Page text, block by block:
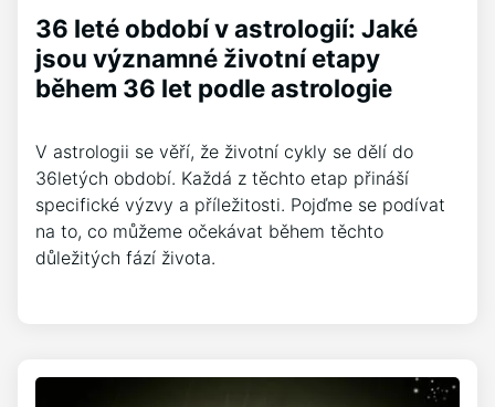
36 leté období v astrologií: Jaké
jsou významné životní etapy
během 36 let podle astrologie
V astrologii se věří, že životní cykly se dělí do
36letých období. Každá z těchto etap přináší
specifické výzvy a příležitosti. Pojďme se podívat
na to, co můžeme očekávat během těchto
důležitých fází života.